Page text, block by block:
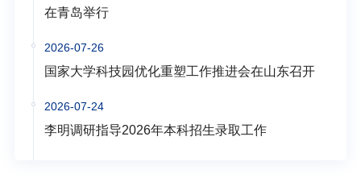
在青岛举行
2026-07-26
国家大学科技园优化重塑工作推进会在山东召开
2026-07-24
李明调研指导2026年本科招生录取工作